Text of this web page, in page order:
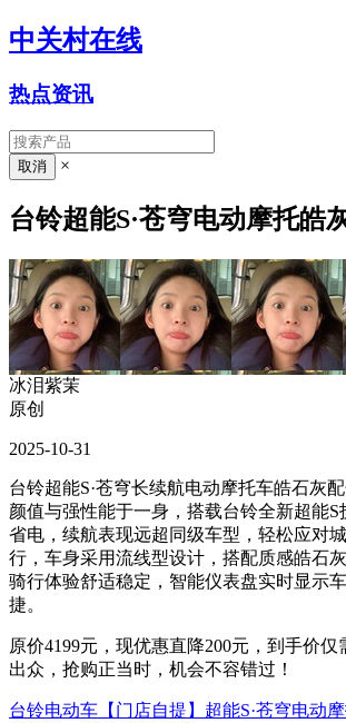
中关村在线
热点资讯
×
台铃超能S·苍穹电动摩托皓
冰泪紫茉
原创
2025-10-31
台铃超能S·苍穹长续航电动摩托车皓石灰
颜值与强性能于一身，搭载台铃全新超能S
省电，续航表现远超同级车型，轻松应对
行，车身采用流线型设计，搭配质感皓石
骑行体验舒适稳定，智能仪表盘实时显示
捷。
原价4199元，现优惠直降200元，到手价仅
出众，抢购正当时，机会不容错过！
台铃电动车【门店自提】超能S·苍穹电动